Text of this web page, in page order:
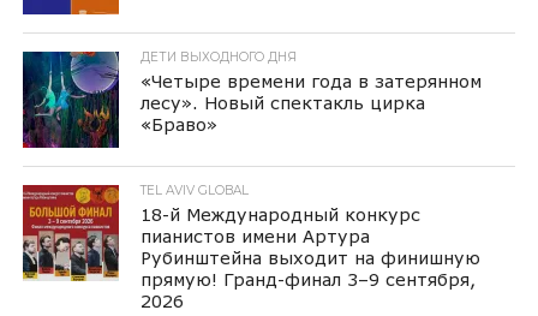
ДЕТИ ВЫХОДНОГО ДНЯ
«Четыре времени года в затерянном
лесу». Новый спектакль цирка
«Браво»
TEL AVIV GLOBAL
18-й Международный конкурс
пианистов имени Артура
Рубинштейна выходит на финишную
прямую! Гранд-финал 3–9 сентября,
2026